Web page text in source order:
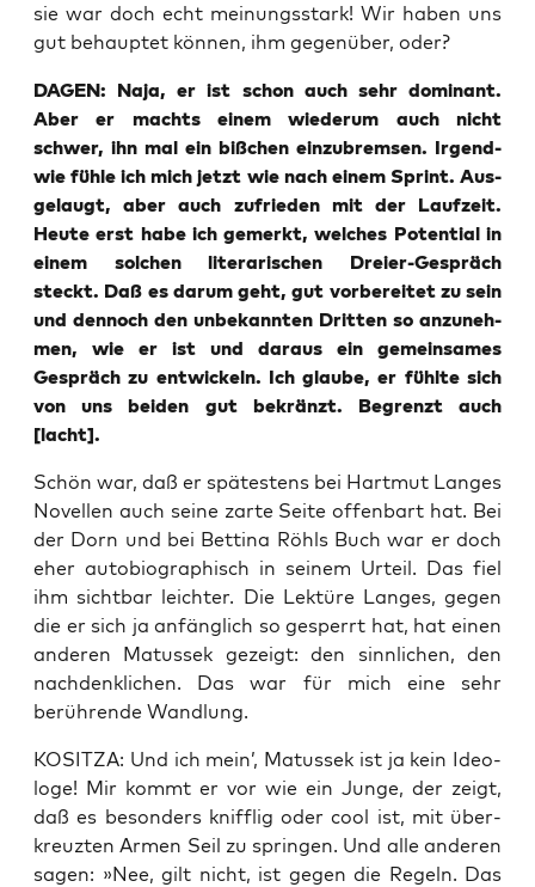
sie war doch echt mei­nungs­stark! Wir haben uns
gut behaup­tet kön­nen, ihm gegen­über, oder?
DAGEN: Naja, er ist schon auch sehr domi­nant.
Aber er machts einem wie­der­um auch nicht
schwer, ihn mal ein biß­chen ein­zu­brem­sen. Irgend­
wie füh­le ich mich jetzt wie nach einem Sprint. Aus­
ge­laugt, aber auch zufrie­den mit der Lauf­zeit.
Heu­te erst habe ich gemerkt, wel­ches Poten­ti­al in
einem sol­chen lite­ra­ri­schen Drei­er-Gespräch
steckt. Daß es dar­um geht, gut vor­be­rei­tet zu sein
und den­noch den unbe­kann­ten Drit­ten so anzu­neh­
men, wie er ist und dar­aus ein gemein­sa­mes
Gespräch zu ent­wi­ckeln. Ich glau­be, er fühl­te sich
von uns bei­den gut bekränzt. Begrenzt auch
[lacht].
Schön war, daß er spä­tes­tens bei Hart­mut Lan­ges
Novel­len auch sei­ne zar­te Sei­te offen­bart hat. Bei
der Dorn und bei Bet­ti­na Röhls Buch war er doch
eher auto­bio­gra­phisch in sei­nem Urteil. Das fiel
ihm sicht­bar leich­ter. Die Lek­tü­re Lan­ges, gegen
die er sich ja anfäng­lich so gesperrt hat, hat einen
ande­ren Matus­sek gezeigt: den sinn­li­chen, den
nach­denk­li­chen. Das war für mich eine sehr
berüh­ren­de Wandlung.
KOSITZA: Und ich mein’, Matus­sek ist ja kein Ideo­
lo­ge! Mir kommt er vor wie ein Jun­ge, der zeigt,
daß es beson­ders kniff­lig oder cool ist, mit über­
kreuz­ten Armen Seil zu sprin­gen. Und alle ande­ren
sagen: »Nee, gilt nicht, ist gegen die Regeln. Das